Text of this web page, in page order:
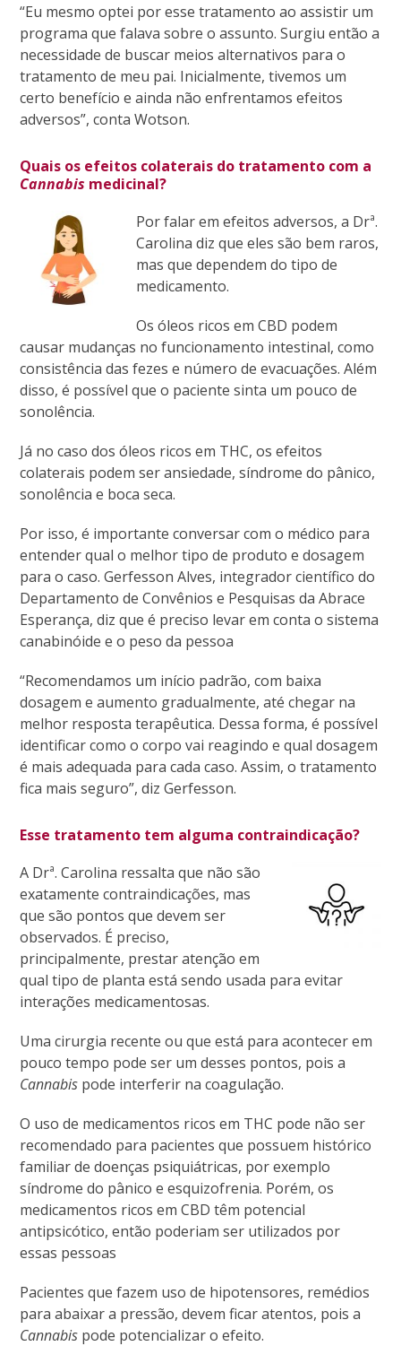
“Eu mesmo optei por esse tratamentoao assistir um
programa que falava sobre o assunto. Surgiu então a
necessidade de buscar meios alternativos para o
tratamento de meu pai. Inicialmente, tivemos um
certo benefício e ainda não enfrentamos efeitos
adversos”, conta Wotson.
Quais os efeitos colaterais do tratamento com a
Cannabis medicinal?
Por falar em efeitos adversos, a Drª.
Carolina diz que eles são bem raros,
mas que dependem do tipo de
medicamento.
Os óleos ricos em CBD podem
causar mudanças no funcionamento intestinal, como
consistência das fezes e número de evacuações. Além
disso, é possível que o paciente sinta um pouco de
sonolência.
Já no caso dos óleos ricos em THC, os efeitos
colaterais podem ser ansiedade, síndrome do pânico,
sonolência e boca seca.
Por isso, é importante conversar com o médico para
entender qual o melhor tipo de produto e dosagem
para o caso. Gerfesson Alves, integrador científico do
Departamento de Convênios e Pesquisas da Abrace
Esperança, diz que é preciso levar em conta o sistema
canabinóide e o peso da pessoa
“Recomendamos um início padrão, com baixa
dosagem e aumento gradualmente, até chegar na
melhor resposta terapêutica. Dessa forma, é possível
identificar como o corpo vai reagindo e qual dosagem
é mais adequada para cada caso. Assim, o tratamento
fica mais seguro”, diz Gerfesson.
Esse tratamento tem alguma contraindicação?
A Drª. Carolina ressalta que não são
exatamente contraindicações, mas
que são pontos que devem ser
observados. É preciso,
principalmente, prestar atenção em
qual tipo de planta está sendo usada para evitar
interações medicamentosas.
Uma cirurgia recente ou que está para acontecer em
pouco tempo pode ser um desses pontos, pois a
Cannabis pode interferir na coagulação.
O uso de medicamentos ricos em THC pode não ser
recomendado para pacientes que possuem histórico
familiar de doenças psiquiátricas, por exemplo
síndrome do pânico e esquizofrenia. Porém, os
medicamentos ricos em CBD têm potencial
antipsicótico, então poderiam ser utilizados por
essas pessoas
Pacientes que fazem uso de hipotensores, remédios
para abaixar a pressão, devem ficar atentos, pois a
Cannabis pode potencializar o efeito.